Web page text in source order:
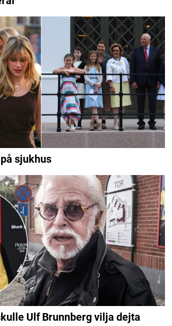
sjukhus
Ulf Brunnberg vilja dejta